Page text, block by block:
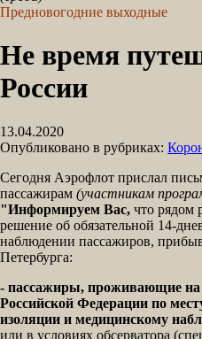
Предновогодние выходные
Не время
России
13.04.2020
Опубликовано в рубриках:
Сегодня Аэрофлот прислал
пассажирам (участникам
"Информируем Вас, что рядом
решение об обязательной 14-
наблюдении пассажиров,
Петербурга:
- пассажиры, проживающие на
Российской Федерации по
изоляции и медицинскому
или в условиях обсерватора